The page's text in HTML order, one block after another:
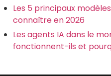
Les 5 principaux
connaître en 2026
Les agents IA dans le
fonctionnent-ils et